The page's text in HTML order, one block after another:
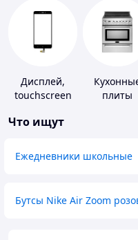
Дисплей,
touchscreen
телефонов
плиты
Что ищут
Ежедневники школьные
Бутсы Nike Air Zoom